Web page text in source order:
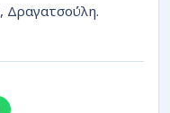
Δραγατσούλη.